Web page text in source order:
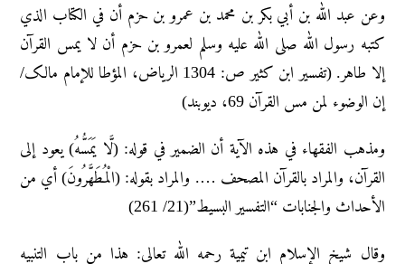
وعن عبد اللّٰه بن أبي بکر بن محمد بن عمرو بن حزم أن في الکتاب الذي
کتبه رسول اللّٰه صلى الله عليه وسلم لعمرو بن حزم أن لا یمس القرآن
إلا طاهر. (تفسیر ابن کثیر ص: 1304 الریاض، المؤطا للإمام مالک/
إن الوضوء لمن مس القرآن 69، دیوبند)
ومذهب الفقهاء في هذه الآية أن الضمير في قوله: (لَّا يَمَسُّهُ) يعود إلى
القرآن، والمراد بالقرآن المصحف …. والمراد بقوله: (الْمُطَهَّرُونَ) أي من
الأحداث والجنابات “التفسير البسيط”(21/ 261)
وقال شيخ الإسلام ابن تيمية رحمه الله تعالى: هذا من باب التنبيه